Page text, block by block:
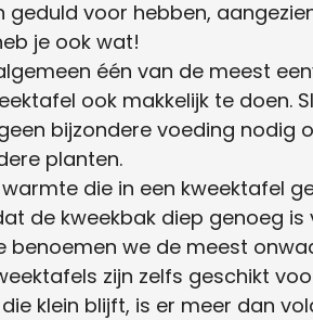
geduld voor hebben,
je ook wat!
één van de meest
ook makkelijk te doen.
bijzondere voeding nodig
planten.
die in een kweektafel
de kweekbak diep genoeg
benoemen we de meest
zijn zelfs geschikt
klein blijft, is er meer dan